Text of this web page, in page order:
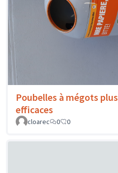
Poubelles à mégots plus
efficaces
cloarec
0 0